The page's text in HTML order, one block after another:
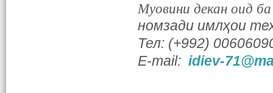
Муовини декан оид
номзади имлҳои
Тел: (+992)
E-mail: idiev-